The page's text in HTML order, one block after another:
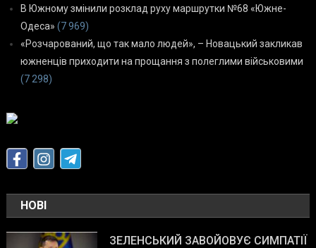
В Южному змінили розклад руху маршрутки №68 «Южне-
Одеса» (7 969)
«Розчарований, що так мало людей», – Новацький закликав
южненців приходити на прощання з полеглими військовими
(7 298)
НОВІ
ЗЕЛЕНСЬКИЙ ЗАВОЙОВУЄ СИМПАТІЇ